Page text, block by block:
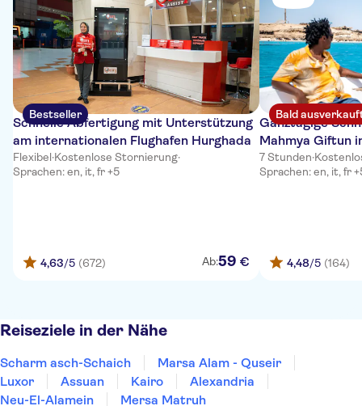
Bestseller
Schnelle Abfertigung mit Unterstützung
am internationalen Flughafen Hurghada
Flexibel·Kostenlose Stornierung·
Sprachen: en, it, fr +5
4,63/5 (672) Ab:59 €
Bald
Ganztägige
Mahmya Giftun
7 Stunden·
Sprachen: en, it, fr
4,48/5 (164)
Reiseziele in der Nähe
Scharm asch-Schaich
Marsa Alam - Quseir
Luxor
Assuan Kairo
Alexandria
Neu-El-Alamein
Mersa Matruh